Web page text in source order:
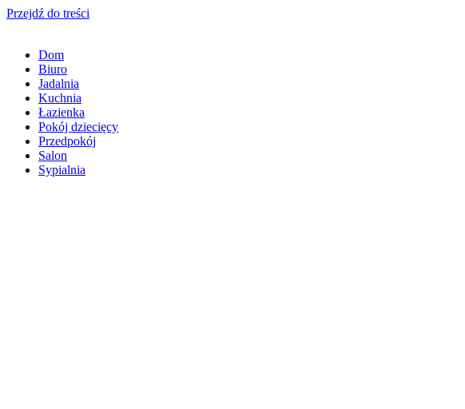
Przejdź do treści
Dom
Biuro
Jadalnia
Kuchnia
Łazienka
Pokój dziecięcy
Przedpokój
Salon
Sypialnia